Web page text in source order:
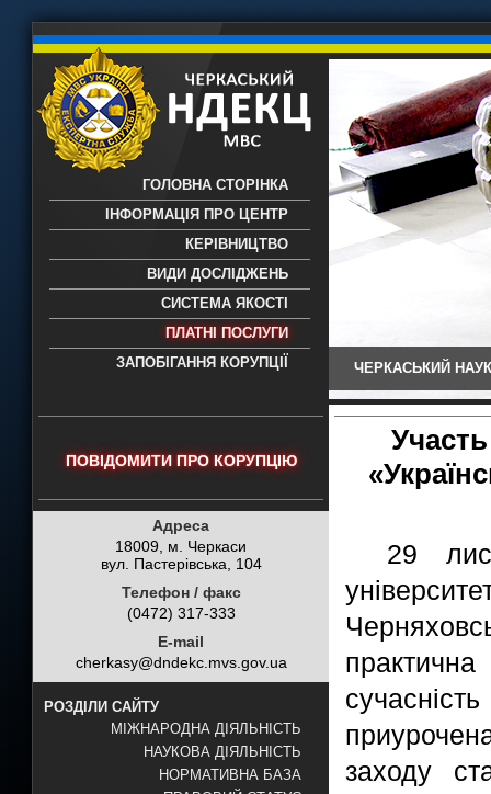
науково-дослідний експертно-
- проведення всих видів судових
експертиз
ГОЛОВНА СТОРІНКА
ІНФОРМАЦІЯ ПРО ЦЕНТР
КЕРІВНИЦТВО
ВИДИ ДОСЛІДЖЕНЬ
СИСТЕМА ЯКОСТІ
ПЛАТНІ ПОСЛУГИ
ЗАПОБІГАННЯ КОРУПЦІЇ
ЧЕРКАСЬКИЙ
ПОВІДОМИТИ ПРО КОРУПЦІЮ
Адреса
18009, м. Черкаси
вул. Пастерівська, 104
Телефон / факс
(0472) 317-333
E-mail
cherkasy@dndekc.mvs.gov.ua
РОЗДІЛИ САЙТУ
МІЖНАРОДНА ДІЯЛЬНІСТЬ
НАУКОВА ДІЯЛЬНІСТЬ
НОРМАТИВНА БАЗА
29
заходу